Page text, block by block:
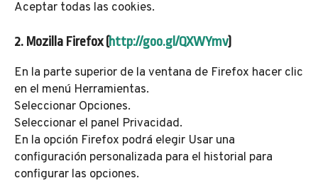
Aceptar todas las cookies.
2. Mozilla Firefox (http://goo.gl/QXWYmv)
En la parte superior de la ventana de Firefox hacer clic
en el menú Herramientas.
Seleccionar Opciones.
Seleccionar el panel Privacidad.
En la opción Firefox podrá elegir Usar una
configuración personalizada para el historial para
configurar las opciones.